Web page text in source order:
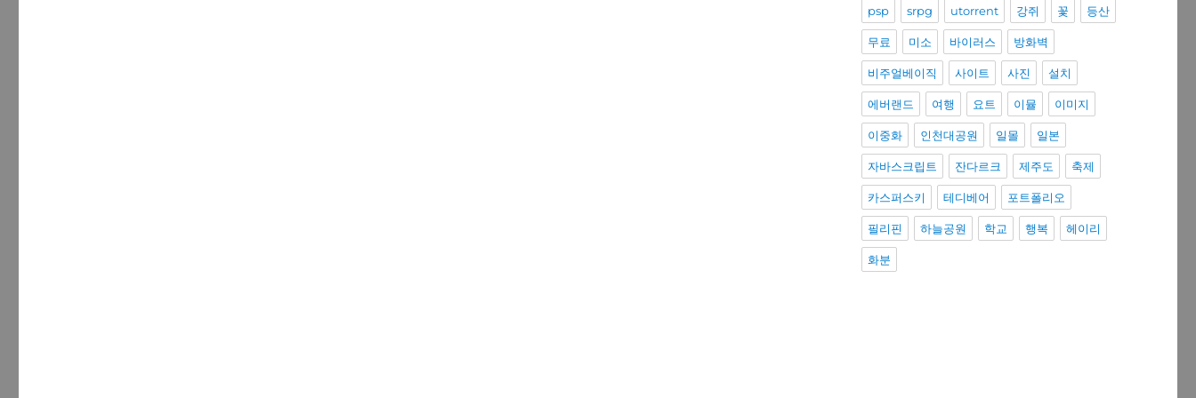
psp srpg utorrent 강쥐 꽃 등산
무료 미소 바이러스 방화벽
비주얼베이직 사이트 사진 설치
에버랜드 여행 요트 이뮬 이미지
이중화 인천대공원 일몰 일본
자바스크립트 잔다르크 제주도 축제
카스퍼스키 테디베어 포트폴리오
필리핀 하늘공원 학교 행복 헤이리
화분